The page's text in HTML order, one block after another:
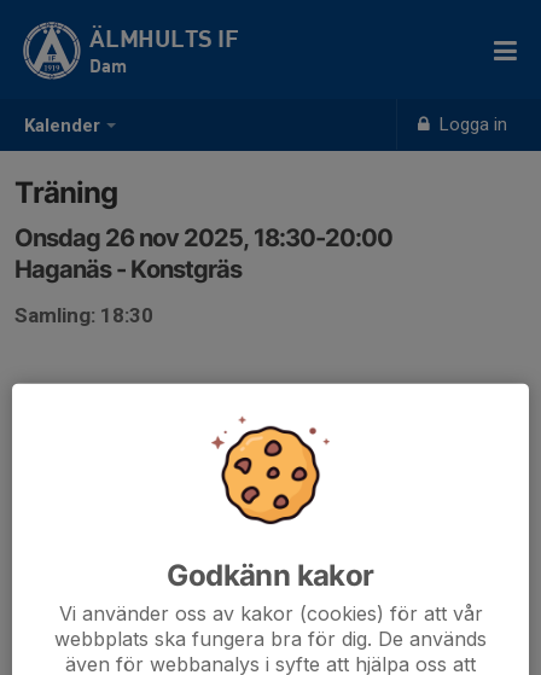
Kalender Logga in
ÄLMHULTS IF
Dam
Träning
Onsdag 26 nov 2025, 18:30-20:00
Haganäs - Konstgräs
Samling: 18:30
Godkänn kakor
Vi använder oss av kakor (cookies) för att vår
webbplats ska fungera bra för dig. De används
även för webbanalys i syfte att hjälpa oss att